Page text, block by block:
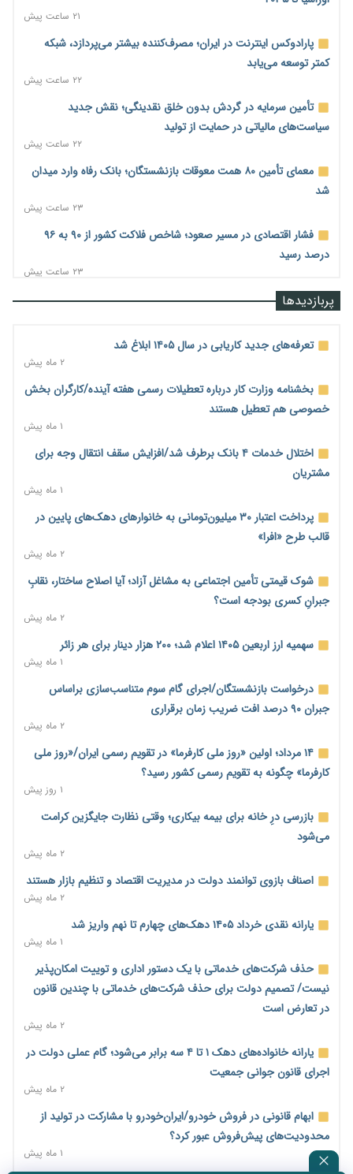
۲۱ ساعت پیش
پارادوکس اینترنت در ایران؛ مصرف‌کننده بیشتر می‌پردازد، شبکه
کمتر توسعه می‌یابد
۲۲ ساعت پیش
تأمین سرمایه در گردش بدون خلق نقدینگی؛ نقش جدید
سیاست‌های مالیاتی در حمایت از تولید
۲۲ ساعت پیش
معمای تأمین ۸۰ همت معوقات بازنشستگان؛ بانک رفاه وارد میدان
شد
۲۳ ساعت پیش
فشار اقتصادی در مسیر صعود؛ شاخص فلاکت کشور از ۹۰ به ۹۶
درصد رسید
۲۳ ساعت پیش
رشد ۷۵ هزار میلیاردی بازار خرید اعتباری؛ فین‌تک‌ها وارد میدان
۲۳ ساعت پیش
آغاز اجرای پایلوت «ردا کارت» برای دانشجویان تحصیلات تکمیلی
محدودیت تازه برای شبکه بانکی؛ افزایش سپرده قانونی با هدف
کنترل تورم
۱ روز پیش
ترمز تولید خودرو کشیده شد؛ افت ۲۵ درصدی تیراژ ایران‌خودرو،
سایپا و پارس‌خودرو
۱ روز پیش
بنگاه‌داری بانک‌ها؛ مانع بزرگ خانه‌دار شدن مستأجران
نماینده مجلس: توسعه مرزهای زمینی به راهبرد تأمین کالاهای
اساسی تبدیل شود
۱ روز پیش
خانه کارگر قزوین: شکاف دستمزد و هزینه معیشت هر روز عمیق‌تر
می‌شود
۱ روز پیش
رئیس سازمان امور مالیاتی: بلاگرهای پردرآمد مشمول پرداخت
مالیات هستند
۱ روز پیش
پیش‌بینی افزایش تولید برنج؛ نیاز وارداتی کشور به ۵۰۰ هزار تن
کاهش می‌یابد
۱ روز پیش
امضای تفاهم‌نامه تجاری ایران و پاکستان؛ هدف‌گذاری تجارت ۱۰
اختیارات جدید گمرکات برای تمدید ورود موقت کالا و خودرو تا
پایان شهریور ابلاغ شد
۱ روز پیش
مرحله سیزدهم کالابرگ در سایه تورم؛ قدرت خرید یارانه یک‌میلیونی
۱۴ مرداد؛ اولین «روز ملی کارفرما» در تقویم رسمی ایران/«روز ملی
کارفرما» چگونه به تقویم رسمی کشور رسید؟
۱ روز پیش
پربازدیدها
تعرفه‌های جدید کاریابی در سال ۱۴۰۵ ابلاغ شد
۲ ماه پیش
بخشنامه وزارت کار درباره تعطیلات رسمی هفته آینده/کارگران بخش
خصوصی هم تعطیل هستند
۱ ماه پیش
اختلال خدمات ۴ بانک برطرف شد/افزایش سقف انتقال وجه برای
مشتریان
۱ ماه پیش
پرداخت اعتبار ۳۰ میلیون‌تومانی به خانوارهای دهک‌های پایین در
قالب طرح «افرا»
۲ ماه پیش
شوک قیمتی تأمین اجتماعی به مشاغل آزاد؛ آیا اصلاح ساختار، نقابِ
جبرانِ کسری بودجه است؟
۲ ماه پیش
سهمیه ارز اربعین ۱۴۰۵ اعلام شد؛ ۲۰۰ هزار دینار برای هر زائر
۱ ماه پیش
درخواست بازنشستگان/اجرای گام سوم متناسب‌سازی براساس
جبران ۹۰ درصد افت ضریب زمان برقراری
۲ ماه پیش
۱۴ مرداد؛ اولین «روز ملی کارفرما» در تقویم رسمی ایران/«روز ملی
کارفرما» چگونه به تقویم رسمی کشور رسید؟
۱ روز پیش
بازرسی درِ خانه برای بیمه بیکاری؛ وقتی نظارت جایگزین کرامت
می‌شود
۲ ماه پیش
اصناف بازوی توانمند دولت در مدیریت اقتصاد و تنظیم بازار هستند
۲ ماه پیش
یارانه نقدی خرداد ۱۴۰۵ دهک‌های چهارم تا نهم واریز شد
۱ ماه پیش
حذف شرکت‌های خدماتی با یک دستور اداری و توییت امکان‌پذیر
نیست/ تصمیم دولت برای حذف شرکت‌های خدماتی با چندین قانون
در تعارض است
۲ ماه پیش
یارانه خانواده‌های دهک ۱ تا ۴ سه برابر می‌شود؛ گام عملی دولت در
اجرای قانون جوانی جمعیت
۲ ماه پیش
ابهام قانونی در فروش خودرو/ایران‌خودرو با مشارکت در تولید از
محدودیت‌های پیش‌فروش عبور کرد؟
۱ ماه پیش